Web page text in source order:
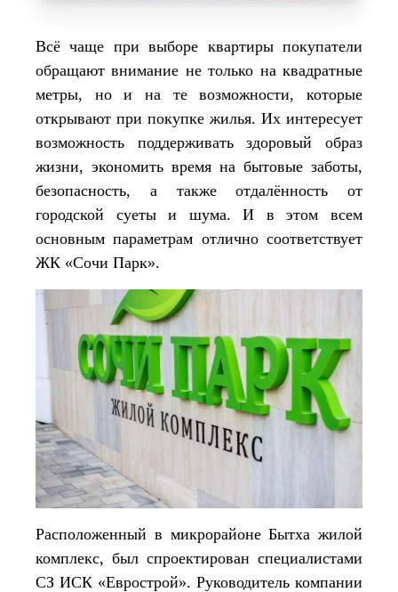
Всё чаще при выборе квартиры покупатели
обращают внимание не только на квадратные
метры, но и на те возможности, которые
открывают при покупке жилья. Их интересует
возможность поддерживать здоровый образ
жизни, экономить время на бытовые заботы,
безопасность, а также отдалённость от
городской суеты и шума. И в этом всем
основным параметрам отлично соответствует
ЖК «Сочи Парк».
Расположенный в микрорайоне Бытха жилой
комплекс, был спроектирован специалистами
СЗ ИСК «Еврострой». Руководитель компании